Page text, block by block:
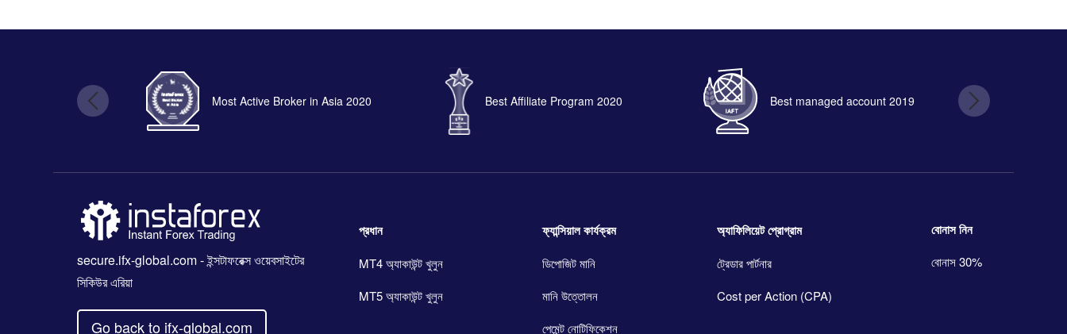
Most Active Broker in Asia 2020 Best Affiliate Program 2020 Best managed account 2019
secure.ifx-global.com- ইন্সটাফরেক্স ওয়েবসাইটের
সিকিউর এরিয়া
Go back to ifx-global.com
প্রধান
MT4 অ্যাকাউন্ট খুলুন
MT5 অ্যাকাউন্ট খুলুন
ফ্যান্সিয়াল কার্যক্রম
ডিপোজিট মানি
মানি উত্তোলন
পেমেন্ট নোটিফিকেশন
অ্যাফিলিয়েট প্রোগ্রাম
ট্রেডার পার্টনার
Cost per Action (CPA)
বোনাস নিন
বোনাস 30%